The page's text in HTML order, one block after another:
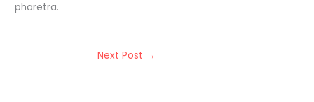
pharetra.
Next Post →